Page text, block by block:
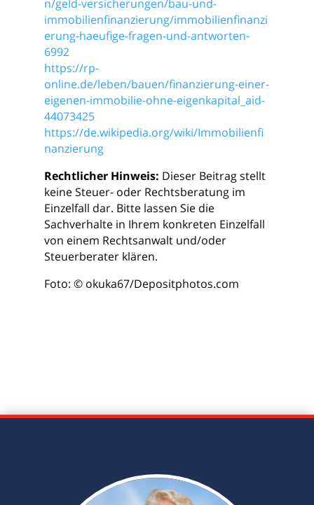
n/geld-versicherungen/bau-und-
immobilienfinanzierung/immobilienfinanzi
erung-haeufige-fragen-und-antworten-
6992
https://rp-
online.de/leben/bauen/finanzierung-einer-
eigenen-immobilie-ohne-eigenkapital_aid-
44073425
https://de.wikipedia.org/wiki/Immobilienfi
nanzierung
Rechtlicher Hinweis: Dieser Beitrag stellt
keine Steuer- oder Rechtsberatung im
Einzelfall dar. Bitte lassen Sie die
Sachverhalte in Ihrem konkreten Einzelfall
von einem Rechtsanwalt und/oder
Steuerberater klären.
Foto: © okuka67/Depositphotos.com